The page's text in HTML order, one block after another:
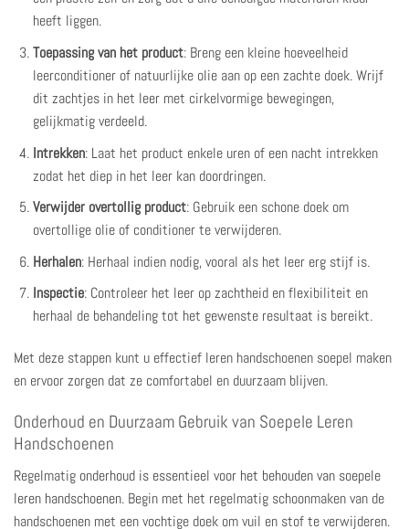
heeft liggen.
Toepassing van het product: Breng een kleine hoeveelheid
leerconditioner of natuurlijke olie aan op een zachte doek. Wrijf
dit zachtjes in het leer met cirkelvormige bewegingen,
gelijkmatig verdeeld.
Intrekken: Laat het product enkele uren of een nacht intrekken
zodat het diep in het leer kan doordringen.
Verwijder overtollig product: Gebruik een schone doek om
overtollige olie of conditioner te verwijderen.
Herhalen: Herhaal indien nodig, vooral als het leer erg stijf is.
Inspectie: Controleer het leer op zachtheid en flexibiliteit en
herhaal de behandeling tot het gewenste resultaat is bereikt.
Met deze stappen kunt u effectief leren handschoenen soepel maken
en ervoor zorgen dat ze comfortabel en duurzaam blijven.
Onderhoud en Duurzaam Gebruik van Soepele Leren
Handschoenen
Regelmatig onderhoud is essentieel voor het behouden van soepele
leren handschoenen. Begin met het regelmatig schoonmaken van de
handschoenen met een vochtige doek om vuil en stof te verwijderen.